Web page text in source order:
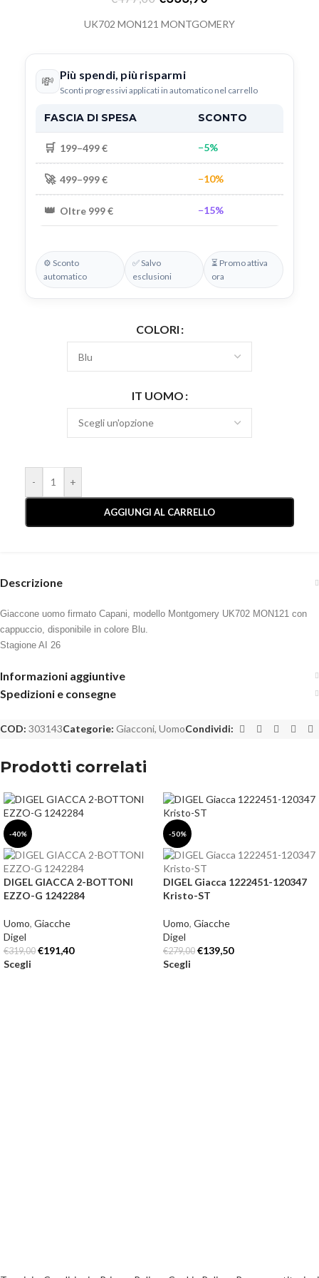
UK702 MON121 MONTGOMERY
💸 Più spendi, più risparmi
Sconti progressivi applicati in automatico nel carrello
FASCIA DI SPESA SCONTO
🛒 199–499 € −5%
🚀 499–999 € −10%
👑 Oltre 999 € −15%
⚙️ Sconto
automatico
✅ Salvo
esclusioni
⏳ Promo attiva
ora
COLORI
IT UOMO
- +
AGGIUNGI AL CARRELLO
Descrizione
Giaccone uomo firmato Capani, modello Montgomery UK702 MON121 con
cappuccio, disponibile in colore Blu.
Stagione AI 26
Informazioni aggiuntive
Spedizioni e consegne
COD: 303143Categorie: Giacconi, UomoCondividi:
Prodotti correlati
-40%
DIGEL GIACCA 2-BOTTONI
EZZO-G 1242284
Uomo, Giacche
Digel
€319,00 €191,40
Scegli
-50%
DIGEL Giacca 1222451-120347
Kristo-ST
Uomo, Giacche
Digel
€279,00 €139,50
Scegli